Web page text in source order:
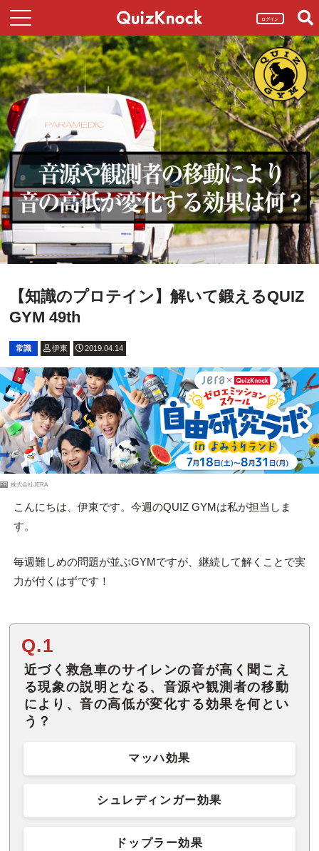
ログイン
【知識のプロテイン】解いて鍛えるQUIZ
GYM 49th
常識 伊東 2019.04.14
PR 株式会社JERA
こんにちは、伊東です。今週のQUIZ GYMは私が担当しま
す。
毎週難しめの問題が並ぶGYMですが、継続して解くことで実
力が付くはずです！
Q.1
近づく救急車のサイレンの音が高く聞こえ
る現象の説明となる、音源や観測者の移動
により、音の高低が変化する効果を何とい
う？
マッハ効果
シュレディンガー効果
ドップラー効果